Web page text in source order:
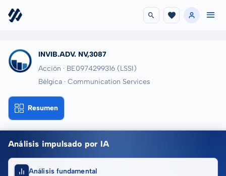
INVIB.ADV. NV,3087
Acción · BE0974299316 (LSSI)
Bélgica · Communication Services
Resumen
Análisis impulsado por IA
Análisis fundamental